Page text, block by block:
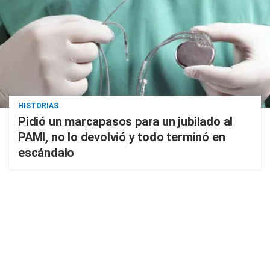
HISTORIAS
Pidió un marcapasos para un jubilado al
PAMI, no lo devolvió y todo terminó en
escándalo